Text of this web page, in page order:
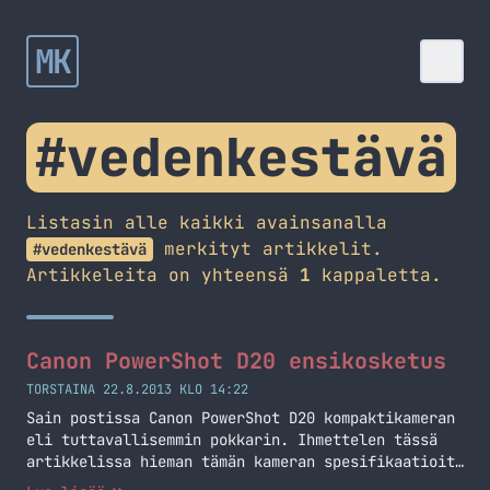
MK
#vedenkestävä
Listasin alle kaikki avainsanalla
#vedenkestävä
merkityt artikkelit.
Artikkeleita on yhteensä 1 kappaletta.
Canon PowerShot D20 ensikosketus
TORSTAINA 22.8.2013 KLO 14:22
Sain postissa Canon PowerShot D20 kompaktikameran
eli tuttavallisemmin pokkarin. Ihmettelen tässä
artikkelissa hieman tämän kameran spesifikaatioita
ja sitä mihin tämä nyt on lähdössä ja miksi.